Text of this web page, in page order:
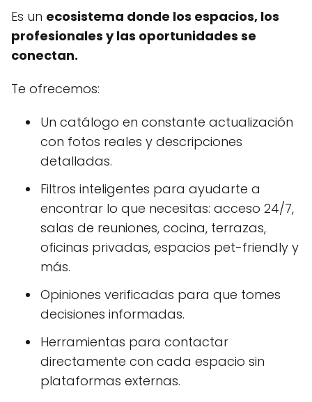
Es un ecosistema donde los espacios, los
profesionales y las oportunidades se
conectan.
Te ofrecemos:
Un catálogo en constante actualización
con fotos reales y descripciones
detalladas.
Filtros inteligentes para ayudarte a
encontrar lo que necesitas: acceso 24/7,
salas de reuniones, cocina, terrazas,
oficinas privadas, espacios pet-friendly y
más.
Opiniones verificadas para que tomes
decisiones informadas.
Herramientas para contactar
directamente con cada espacio sin
plataformas externas.